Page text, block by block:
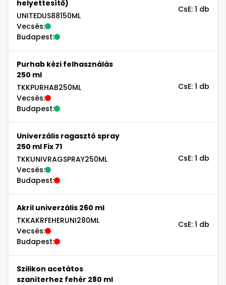
helyettesítő)
UNITEDUS88150ML
Vecsés:
Budapest:
CsE: 1 db
Purhab kézi felhasználás
250 ml
TKKPURHAB250ML
Vecsés:
Budapest:
CsE: 1 db
Univerzális ragasztó spray
250 ml Fix 71
TKKUNIVRAGSPRAY250ML
Vecsés:
Budapest:
CsE: 1 db
Akril univerzális 260 ml
TKKAKRFEHERUNI280ML
Vecsés:
Budapest:
CsE: 1 db
Szilikon acetátos
szaniterhez fehér 280 ml